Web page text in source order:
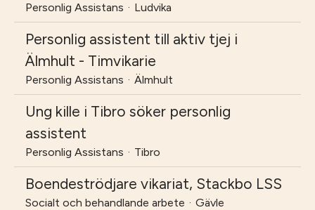
Personlig Assistans · Ludvika
Personlig assistent till aktiv tjej i
Älmhult - Timvikarie
Personlig Assistans · Älmhult
Ung kille i Tibro söker personlig
assistent
Personlig Assistans · Tibro
Boendeströdjare vikariat, Stackbo LSS
Socialt och behandlande arbete · Gävle